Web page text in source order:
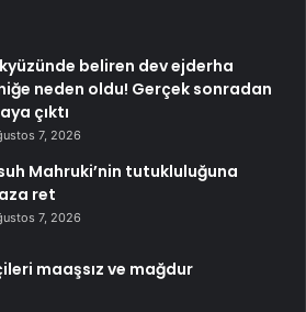
beliren dev ejderha
neden oldu! Gerçek sonradan
çıktı
7, 2026
Mahruki’nin tutukluluğuna
ret
7, 2026
maaşsız ve mağdur